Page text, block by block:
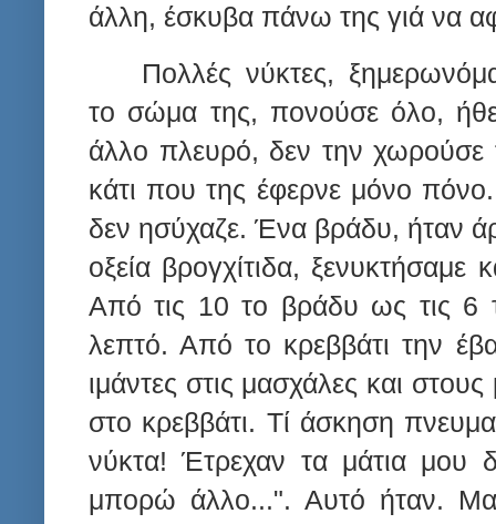
άλλη, έσκυβα πάνω της γιά να
Πολλές νύκτες,
το σώμα της, πονούσε όλο,
άλλο πλευρό, δεν την χωρούσε
κάτι που της έφερνε μόνο
δεν ησύχαζε. Ένα βράδυ, ήταν
οξεία βρογχίτιδα, ξενυκτήσαμε
Από τις 10 το βράδυ ως τις 6
λεπτό. Από το κρεββάτι την
ιμάντες στις μασχάλες και
στο κρεββάτι. Τί άσκηση
νύκτα! Έτρεχαν τα μάτια μου
μπορώ άλλο...". Αυτό ήταν.